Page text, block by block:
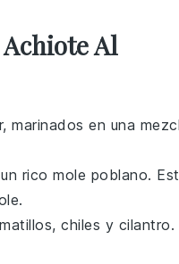
Al
marinados en una
rico mole poblano.
.
, chiles y cilantro.